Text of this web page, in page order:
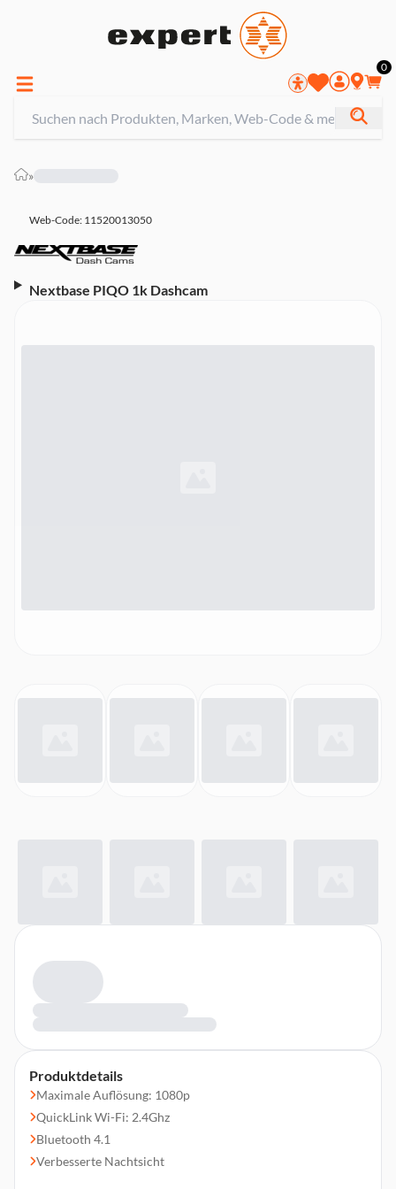
0
»
Web-Code: 11520013050
Nextbase PIQO 1k Dashcam
Produktdetails
Maximale Auflösung: 1080p
QuickLink Wi-Fi: 2.4Ghz
Bluetooth 4.1
Verbesserte Nachtsicht